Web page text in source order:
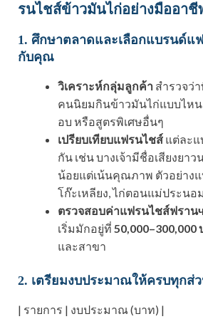
รนไชส์ข้าวมันไก่อย่างมืออาชี
1. ศึกษาตลาดและเลือกแบรนด์แ
กับคุณ
วิเคราะห์กลุ่มลูกค้า สำรวจว่
คนนิยมกินข้าวมันไก่แบบไหน
อบ หรือสูตรพิเศษอื่นๆ
เปรียบเทียบแฟรนไชส์ แต่ละ
กัน เช่น บางเจ้ามีชื่อเสียงยาว
น้อยแต่เน้นคุณภาพ ตัวอย่าง
โก๊ะเหลียง, ไก่ตอนแม่ประนอม
ตรวจสอบค่าแฟรนไชส์ฟราน
เริ่มมักอยู่ที่ 50,000–300,000
และสาขา
2. เตรียมงบประมาณให้ครบทุกส่
| รายการ | งบประมาณ (บาท) |